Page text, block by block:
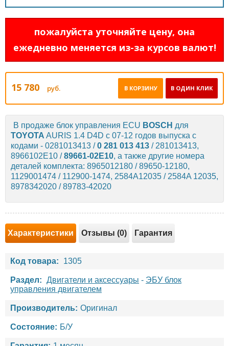
пожалуйста уточняйте цену, она
ежедневно меняется из-за курсов валют!
15 780 руб. В ОДИН КЛИК
В КОРЗИНУ
В продаже блок управления ECU BOSCH для
TOYOTA AURIS 1.4 D4D с 07-12 годов выпуска с
кодами - 0281013413 /0 281 013 413 / 281013413,
8966102E10 /89661-02E10, а также другие номера
деталей комплекта: 8965012180 / 89650-12180,
1129001474 / 112900-1474, 2584A12035 / 2584A 12035,
8978342020 / 89783-42020
Характеристики Отзывы (0) Гарантия
Код товара: 1305
Раздел: Двигатели и аксессуары - ЭБУ блок
управления двигателем
Производитель: Оригинал
Состояние: Б/У